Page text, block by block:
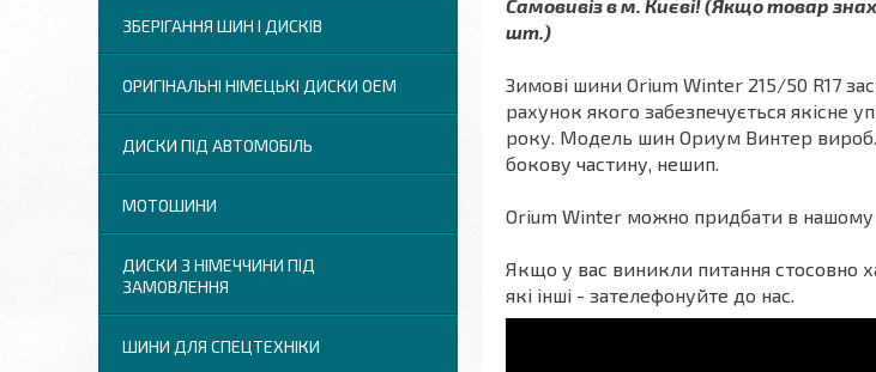
Самовивіз в м. Києві! (Якщо товар
шт.)
Зимові шини Orium Winter 215/50 R17
рахунок якого забезпечується якісне
року. Модель шин Ориум Винтер
бокову частину, нешип.
Orium Winter можно придбати в нашому
Якщо у вас виникли питання стосовно
які інші - зателефонуйте до нас.
ЗБЕРІГАННЯ ШИН І ДИСКІВ
ОРИГІНАЛЬНІ НІМЕЦЬКІ ДИСКИ OEM
ДИСКИ ПІД АВТОМОБІЛЬ
МОТОШИНИ
ДИСКИ З НІМЕЧЧИНИ ПІД
ЗАМОВЛЕННЯ
ШИНИ ДЛЯ СПЕЦТЕХНІКИ